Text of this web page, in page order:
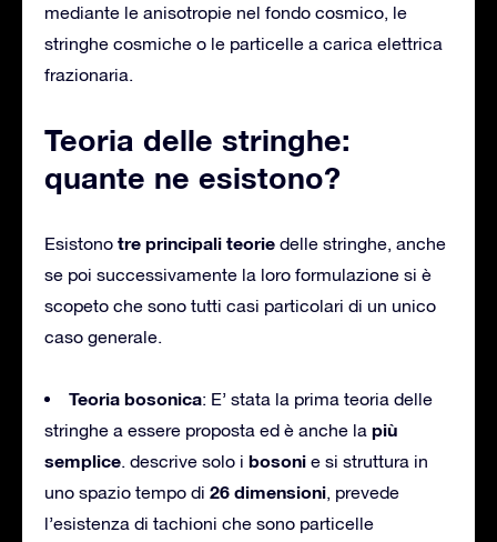
mediante le anisotropie nel fondo cosmico, le
stringhe cosmiche o le particelle a carica elettrica
frazionaria.
Teoria delle stringhe:
quante ne esistono?
Esistono tre principali teorie delle stringhe, anche
se poi successivamente la loro formulazione si è
scopeto che sono tutti casi particolari di un unico
caso generale.
Teoria bosonica: E’ stata la prima teoria delle
stringhe a essere proposta ed è anche la più
semplice. descrive solo i bosoni e si struttura in
uno spazio tempo di 26 dimensioni, prevede
l’esistenza di tachioni che sono particelle